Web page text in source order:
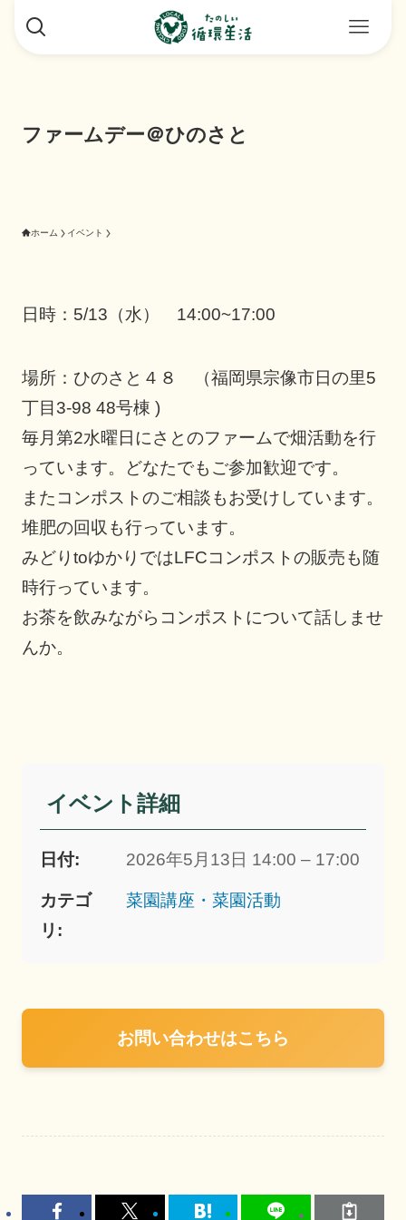
ファームデー＠ひのさと
ホーム イベント
日時：5/13（水） 14:00~17:00
場所：ひのさと４８ （福岡県宗像市日の里5
丁目3-98 48号棟 )
毎月第2水曜日にさとのファームで畑活動を行
っています。どなたでもご参加歓迎です。
またコンポストのご相談もお受けしています。
堆肥の回収も行っています。
みどりtoゆかりではLFCコンポストの販売も随
時行っています。
お茶を飲みながらコンポストについて話しませ
んか。
イベント詳細
日付: 2026年5月13日 14:00 – 17:00
カテゴ
リ:
菜園講座・菜園活動
お問い合わせはこちら